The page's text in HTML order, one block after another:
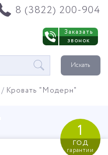
8 (3822) 200-904
Заказать
звонок
Искать
Кровать "Модерн"
1
год
гарантии